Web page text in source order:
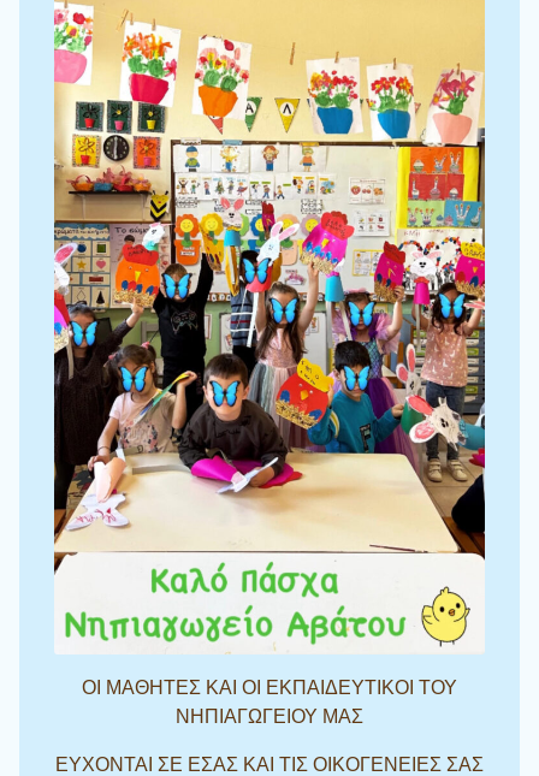
ΟΙ ΜΑΘΗΤΕΣ ΚΑΙ ΟΙ ΕΚΠΑΙΔΕΥΤΙΚΟΙ ΤΟΥ
ΝΗΠΙΑΓΩΓΕΙΟΥ ΜΑΣ
ΕΥΧΟΝΤΑΙ ΣΕ ΕΣΑΣ ΚΑΙ ΤΙΣ ΟΙΚΟΓΕΝΕΙΕΣ ΣΑΣ